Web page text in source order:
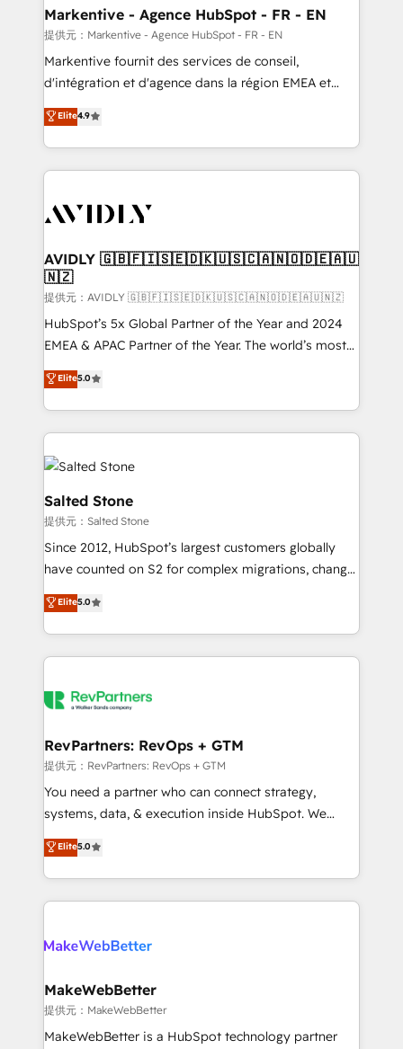
せください。
🎯Demand Gen & ABM: Drive pipeline with inbound,
ABM, AEO, SEO, & paid media. 👩‍💻Web Design:
Build high-performing websites with UX, messaging,
& conversion strategy that drive results. 🤖AI
AI, & maximize AEO with tailored AI services. 🧩
Integrations: Extend HubSpot with custom
Markentive - Agence HubSpot - FR - EN
提供元：Markentive - Agence HubSpot - FR - EN
Markentive fournit des services de conseil,
d'intégration et d'agence dans la région EMEA et
North America. Avec plus de 115 experts en
marketing automation, Growth, Revops, CRM et
webdesign. Markentive is both a consulting firm, a
digital agency and an integrator. With over 115
CRM and webdesign (We focus on EMEA - USA
Elite4.9
AVIDLY 🇬🇧🇫🇮🇸🇪🇩🇰🇺🇸🇨🇦🇳🇴🇩🇪🇦🇺
🇳🇿
提供元：AVIDLY 🇬🇧🇫🇮🇸🇪🇩🇰🇺🇸🇨🇦🇳🇴🇩🇪🇦🇺🇳🇿
HubSpot’s 5x Global Partner of the Year and 2024
EMEA & APAC Partner of the Year. The world’s most
experienced and fully accredited HubSpot Solutions
Partner. 🚀 With 2,750+ HubSpot projects delivered
and 370+ specialists across EMEA, APAC and NAM,
we de-risk complex CRM programmes and
accelerate ROI across every HubSpot Hub. 🧭 From
multi-region migrations to AI-powered automation,
we turn complexity into clarity, human at global
scale. 🏆 HubSpot’s CEO called us “the partner of the
future.” Others agree it is proof of trust built through
measurable impact.
Elite5.0
Salted Stone
提供元：Salted Stone
Since 2012, HubSpot’s largest customers globally
have counted on S2 for complex migrations, change
management, systems integration, and creative
solutions that deliver measurable impact and
transform brand experiences As one of the few full-
service creative agencies in the HubSpot
winning design to build scalable, globally
marketing campaigns, & RevOps frameworks that
fuel long-term success We connect the entire
customer lifecycle through seamless integrations,
ensure long-term adoption with change-
and service to drive sustainable growth With 6 key
HubSpot accreditations and experience across
Elite5.0
RevPartners: RevOps + GTM
提供元：RevPartners: RevOps + GTM
You need a partner who can connect strategy,
systems, data, & execution inside HubSpot. We
bridge the gap where most agencies fall short by
combining GTM strategy with technical execution to
solve the right problem with the right solution. As the
only firm in the world to hold Elite Partner
clients gain a unique advantage in CRM architecture,
market execution. Why B2B Businesses Choose RP: -
Secure: Soc2 compliant 🛡️ - Pricing: Implementations
starting at $1,5k 💵 - Speed: Launch in 14 days ⚡ -
Elite5.0
MakeWebBetter
提供元：MakeWebBetter
MakeWebBetter is a HubSpot technology partner